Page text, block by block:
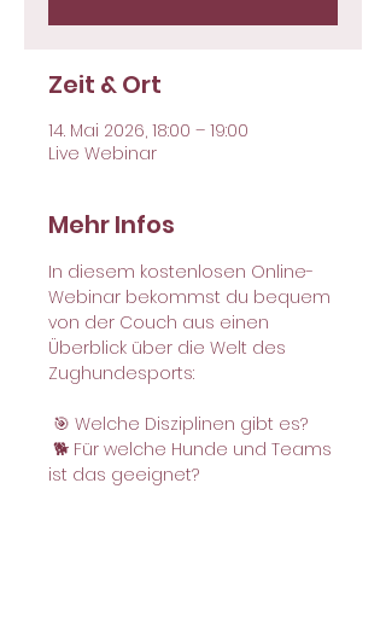
Zeit & Ort
14. Mai 2026, 18:00 – 19:00
Live Webinar
Mehr Infos
In diesem kostenlosen Online-
Webinar bekommst du bequem
von der Couch aus einen
Überblick über die Welt des
Zughundesports:
🎯 Welche Disziplinen gibt es?
ist das geeignet?